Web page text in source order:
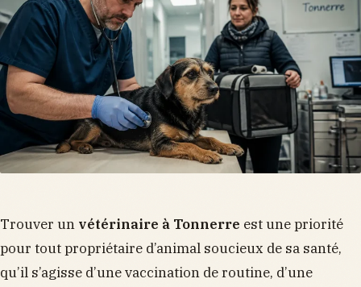
Trouver un vétérinaire à Tonnerre est une priorité
pour tout propriétaire d’animal soucieux de sa santé,
qu’il s’agisse d’une vaccination de routine, d’une